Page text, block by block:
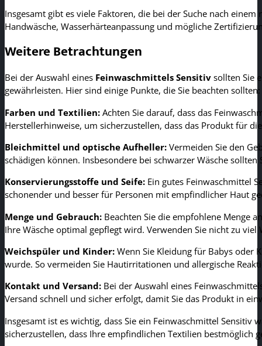
Insgesamt gibt es viele Faktoren, die bei der Suche nach
Handwäsche, Wasserhärteanpassung und mögliche
Weitere Betrachtungen
Bei der Auswahl eines Feinwaschmittels Sensitiv sollten Sie
gewährleisten. Hier sind einige Punkte, die Sie beachten sollten:
Farben und Textilien: Achten Sie darauf, dass das
Herstellerhinweise, um sicherzustellen, dass das Produkt für
Bleichmittel und optische Aufheller: Vermeiden Sie den
schädigen können. Insbesondere bei schwarzer Wäsche
Konservierungsstoffe und Seife: Ein gutes Feinwaschmittel
schonender und besser für Personen mit empfindlicher Haut
Menge und Gebrauch: Beachten Sie die empfohlene Menge
Ihre Wäsche optimal gepflegt wird. Verwenden Sie nicht zu
Weichspüler und Kinder: Wenn Sie Kleidung für Babys oder
wurde. So vermeiden Sie Hautirritationen und allergische
Kontakt und Versand: Bei der Auswahl eines
Versand schnell und sicher erfolgt, damit Sie das Produkt in
Insgesamt ist es wichtig, dass Sie ein Feinwaschmittel
sicherzustellen, dass Ihre empfindlichen Textilien bestmöglich